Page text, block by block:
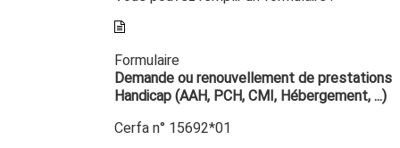
Formulaire
Demande ou renouvellement de prestations
Handicap (AAH, PCH, CMI, Hébergement, ...)
Cerfa n° 15692*01